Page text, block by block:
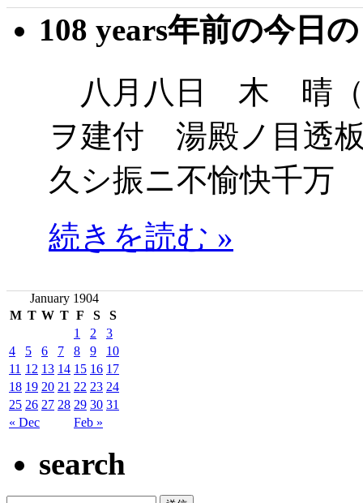
108 years年前の今日
八月八日 木 晴（
ヲ建付 湯殿ノ目透
久シ振ニ不愉快千万
続きを読む »
January 1904
M T W T F S S
« Dec Feb »
1 2
3
4
5 6 7 8 9
10
11 12 13 14 15 16 17
18 19 20 21 22 23 24
25 26 27 28 29 30 31
search